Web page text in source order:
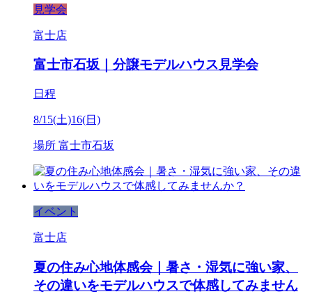
見学会
富士店
富士市石坂｜分譲モデルハウス見学会
日程
8/15(土)16(日)
場所 富士市石坂
イベント
富士店
夏の住み心地体感会｜暑さ・湿気に強い家、
その違いをモデルハウスで体感してみません